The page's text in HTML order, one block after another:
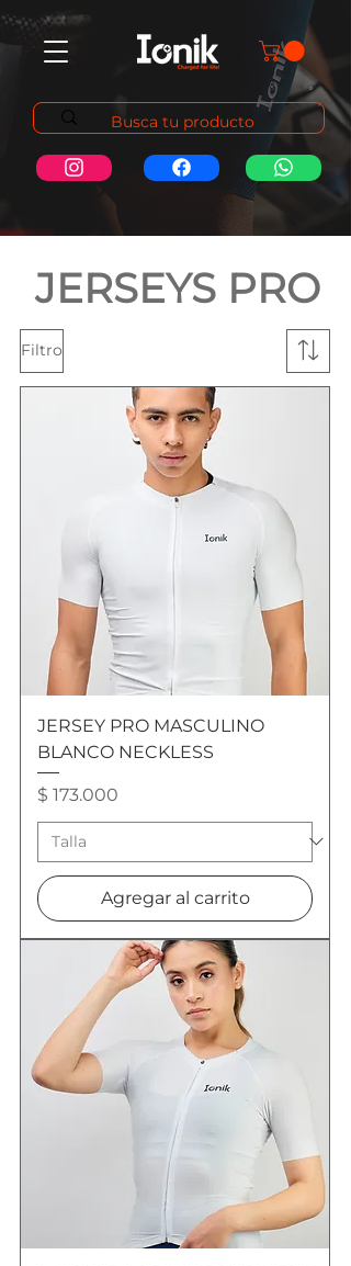
JERSEYS PRO
Filtro
JERSEY PRO MASCULINO
BLANCO NECKLESS
Precio
$ 173.000
Agregar al carrito